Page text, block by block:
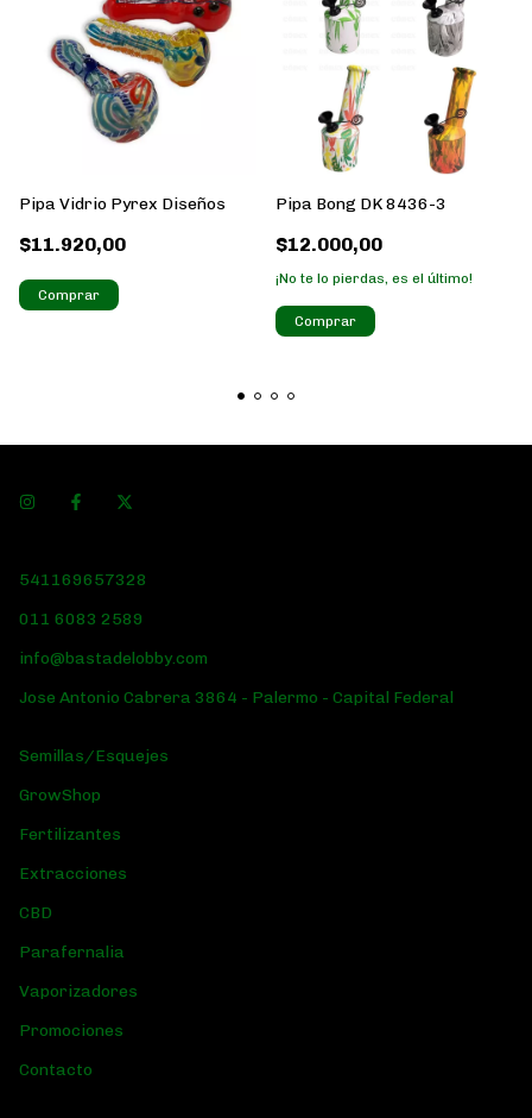
Pipa Vidrio Pyrex Diseños
$11.920,00
Comprar
Pipa Bong DK 8436-3
$12.000,00
¡No te lo pierdas, es el último!
Comprar
541169657328
011 6083 2589
info@bastadelobby.com
Jose Antonio Cabrera 3864 - Palermo - Capital Federal
Semillas/Esquejes
GrowShop
Fertilizantes
Extracciones
CBD
Parafernalia
Vaporizadores
Promociones
Contacto